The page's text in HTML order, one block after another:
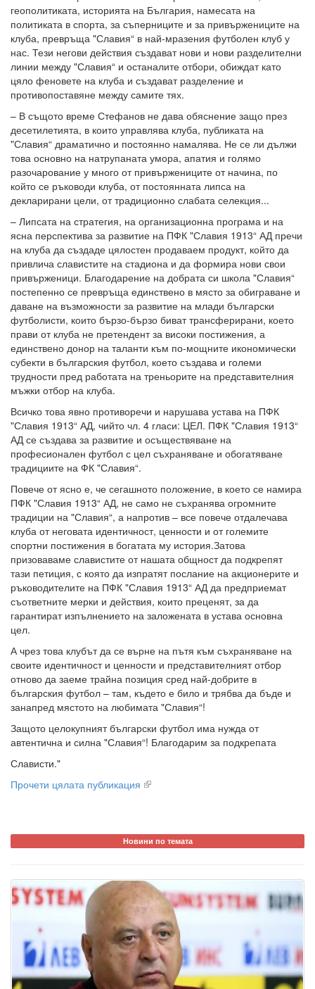
геополитиката, историята на България, намесата на
политиката в спорта, за съперниците и за привържениците на
клуба, превръща "Славия“ в най-мразения футболен клуб у
нас. Тези негови действия създават нови и нови разделителни
линии между "Славия“ и останалите отбори, обиждат като
цяло феновете на клуба и създават разделение и
противопоставяне между самите тях.
– В същото време Стефанов не дава обяснение защо през
десетилетията, в които управлява клуба, публиката на
"Славия“ драматично и постоянно намалява. Не се ли дължи
това основно на натрупаната умора, апатия и голямо
разочарование у много от привържениците от начина, по
който се ръководи клуба, от постоянната липса на
декларирани цели, от традиционно слабата селекция...
– Липсата на стратегия, на организационна програма и на
ясна перспектива за развитие на ПФК "Славия 1913“ АД пречи
на клуба да създаде цялостен продаваем продукт, който да
привлича славистите на стадиона и да формира нови свои
привърженици. Благодарение на добрата си школа "Славия“
постепенно се превръща единствено в място за обиграване и
даване на възможности за развитие на млади български
футболисти, които бързо-бързо биват трансферирани, което
прави от клуба не претендент за високи постижения, а
единствено донор на таланти към по-мощните икономически
субекти в българския футбол, което създава и големи
трудности пред работата на треньорите на представителния
мъжки отбор на клуба.
Всичко това явно противоречи и нарушава устава на ПФК
"Славия 1913“ АД, чийто чл. 4 гласи: ЦЕЛ. ПФК "Славия 1913“
АД се създава за развитие и осъществяване на
професионален футбол с цел съхраняване и обогатяване
традициите на ФК "Славия“.
Повече от ясно е, че сегашното положение, в което се намира
ПФК "Славия 1913“ АД, не само не съхранява огромните
традиции на "Славия“, а напротив – все повече отдалечава
клуба от неговата идентичност, ценности и от големите
спортни постижения в богатата му история.Затова
призоваваме славистите от нашата общност да подкрепят
тази петиция, с която да изпратят послание на акционерите и
ръководителите на ПФК "Славия 1913“ АД да предприемат
съответните мерки и действия, които преценят, за да
гарантират изпълнението на заложената в устава основна
цел.
А чрез това клубът да се върне на пътя към съхраняване на
своите идентичност и ценности и представителният отбор
отново да заеме трайна позиция сред най-добрите в
българския футбол – там, където е било и трябва да бъде и
занапред мястото на любимата "Славия“!
Защото целокупният български футбол има нужда от
автентична и силна "Славия“! Благодарим за подкрепата
Слависти."
Прочети цялата публикация
Новини по темата